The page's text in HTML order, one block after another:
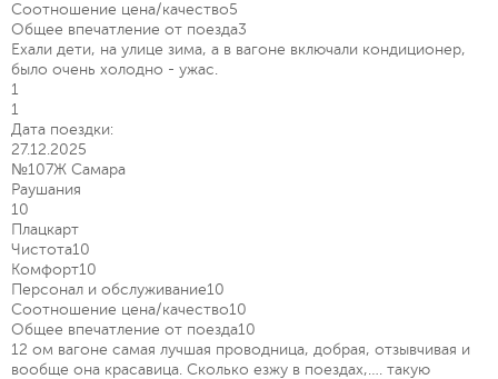
Соотношение цена/качество5
Общее впечатление от поезда3
Ехали дети, на улице зима, а в вагоне включали кондиционер,
было очень холодно - ужас.
1
1
Дата поездки:
27.12.2025
№107Ж Самара
Раушания
10
Плацкарт
Чистота10
Комфорт10
Персонал и обслуживание10
Соотношение цена/качество10
Общее впечатление от поезда10
12 ом вагоне самая лучшая проводница, добрая, отзывчивая и
вообще она красавица. Сколько езжу в поездах,…. такую